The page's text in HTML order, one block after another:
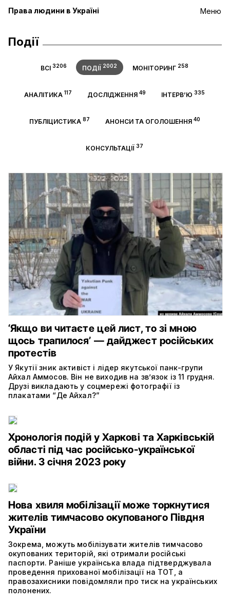
Меню
Права людини в Україні
Події
ВСІ 3206 ПОДІЇ 2002 МОНІТОРИНГ 258
АНАЛІТИКА 117 ДОСЛІДЖЕННЯ 49 ІНТЕРВ’Ю 335
ПУБЛІЦИСТИКА 87 АНОНСИ ТА ОГОЛОШЕННЯ40
КОНСУЛЬТАЦІЇ 37
‘Якщо ви читаєте цей лист, то зі мною
щось трапилося’ — дайджест російських
протестів
У Якутії зник активіст і лідер якутської панк-групи
Айхал Аммосов. Він не виходив на зв’язок із 11 грудня.
Друзі викладають у соцмережі фотографії із
плакатами “Де Айхал?”
Хронологія подій у Харкові та Харківській
області під час російсько-української
війни. 3 січня 2023 року
Нова хвиля мобілізації може торкнутися
жителів тимчасово окупованого Півдня
України
Зокрема, можуть мобілізувати жителів тимчасово
окупованих територій, які отримали російські
паспорти. Раніше українська влада підтверджувала
проведення прихованої мобілізації на ТОТ, а
правозахисники повідомляли про тиск на українських
полонених.